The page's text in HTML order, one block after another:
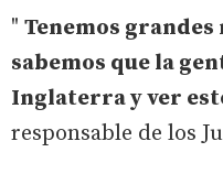
" Tenemos
sabemos que la
Inglaterra y ver
responsable de los